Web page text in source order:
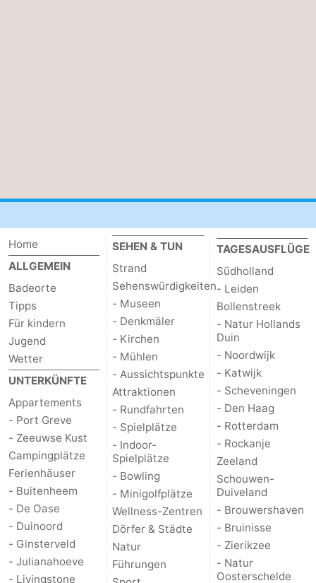
Städte
Führungen
-
Schwimmbader
-
Radfahren
-
Wandern
-
Reiten
-
Golfplatze
-
Surfen
Sportangeln
-
Tauchen
Seehunden
Home
ALLGEMEIN
Badeorte
Tipps
Für kindern
Jugend
Wetter
UNTERKÜNFTE
Appartements
- Port Greve
- Zeeuwse Kust
Campingplätze
Ferienhäuser
- Buitenheem
- De Oase
- Duinoord
- Ginsterveld
- Julianahoeve
- Livingstone
SEHEN & TUN
Strand
Sehenswürdigkeiten
- Museen
- Denkmäler
- Kirchen
- Mühlen
- Aussichtspunkte
Attraktionen
- Rundfahrten
- Spielplätze
- Indoor-
Spielplätze
- Bowling
- Minigolfplätze
Wellness-Zentren
Dörfer & Städte
Natur
Führungen
TAGESAUSFLÜGE
Südholland
- Leiden
Bollenstreek
- Natur Hollands
Duin
- Noordwijk
- Katwijk
- Scheveningen
- Den Haag
- Rotterdam
- Rockanje
Zeeland
Schouwen-
Duiveland
- Brouwershaven
- Bruinisse
- Zierikzee
- Natur
Oosterschelde